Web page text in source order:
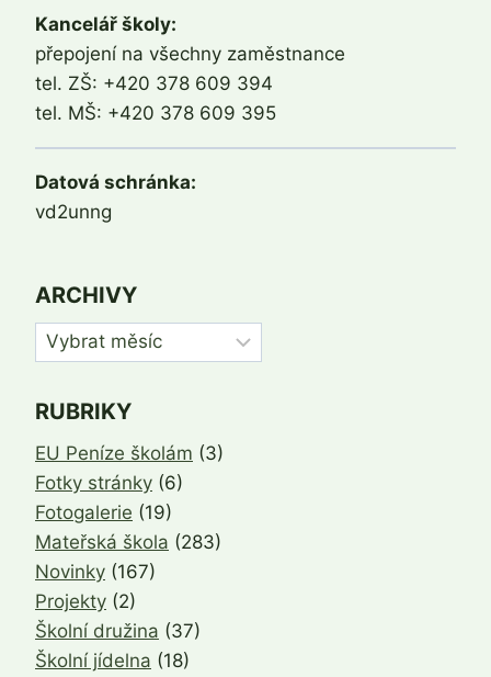
Kancelář školy:
přepojení na všechny zaměstnance
tel. ZŠ: +420 378 609 394
tel. MŠ: +420 378 609 395
Datová schránka:
vd2unng
ARCHIVY
Archivy
RUBRIKY
EU Peníze školám (3)
Fotky stránky (6)
Fotogalerie (19)
Mateřská škola (283)
Novinky (167)
Projekty (2)
Školní družina (37)
Školní jídelna (18)